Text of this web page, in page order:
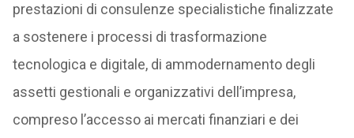
prestazioni di consulenze specialistiche finalizzate
a sostenere i processi di trasformazione
tecnologica e digitale, di ammodernamento degli
assetti gestionali e organizzativi dell’impresa,
compreso l’accesso ai mercati finanziari e dei